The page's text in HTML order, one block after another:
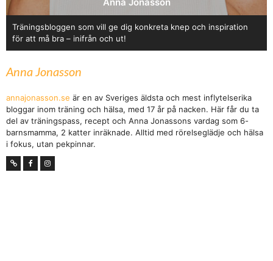
Träningsbloggen som vill ge dig konkreta knep och inspiration
för att må bra – inifrån och ut!
Anna Jonasson
annajonasson.se är en av Sveriges äldsta och mest inflytelserika
bloggar inom träning och hälsa, med 17 år på nacken. Här får du ta
del av träningspass, recept och Anna Jonassons vardag som 6-
barnsmamma, 2 katter inräknade. Alltid med rörelseglädje och hälsa
i fokus, utan pekpinnar.